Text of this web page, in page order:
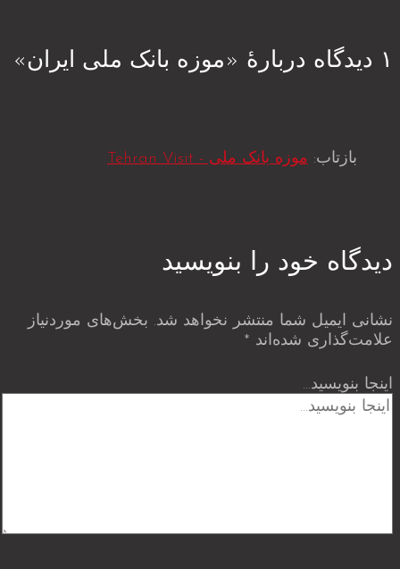
۱ دیدگاه دربارهٔ «موزه بانک ملی ایران»
بازتاب: موزه بانک ملی - Tehran Visit
دیدگاه‌ خود را بنویسید
نشانی ایمیل شما منتشر نخواهد شد. بخش‌های موردنیاز
علامت‌گذاری شده‌اند *
اینجا بنویسید…